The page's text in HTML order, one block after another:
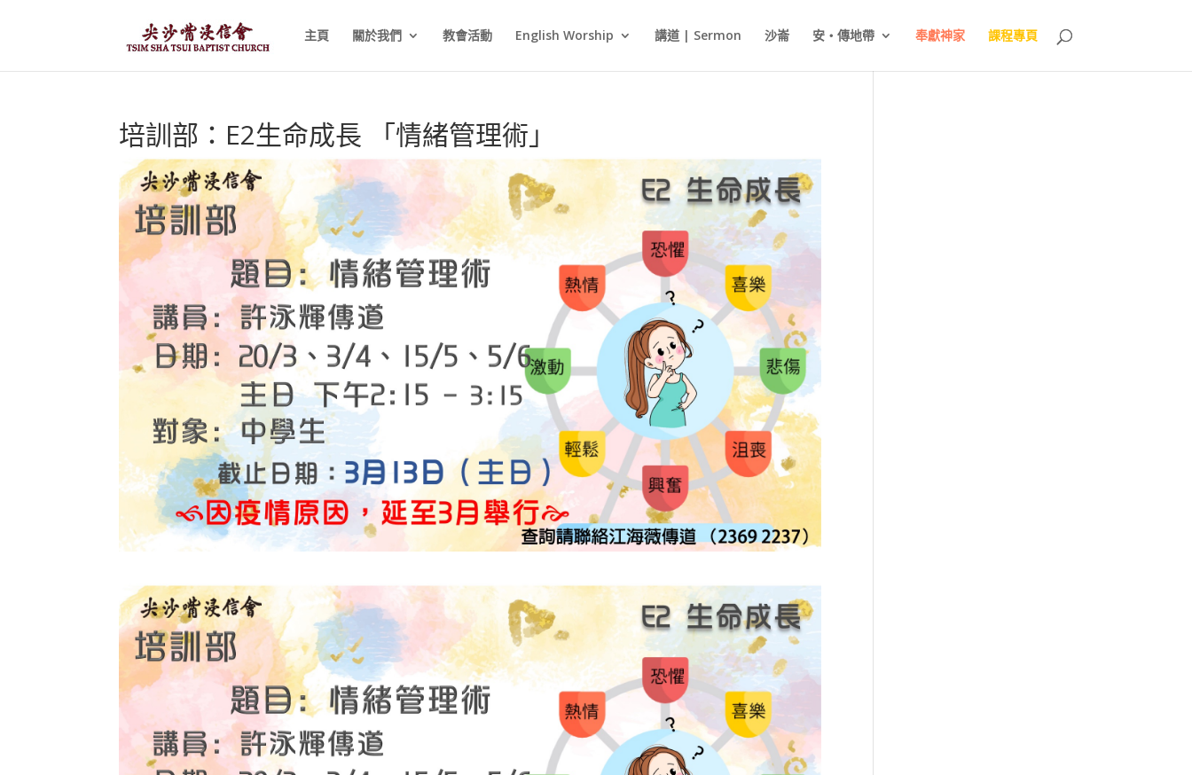
主頁 關於我們 教會活動 English Worship 講道 | Sermon 沙崙 安‧傳地帶 奉獻神家 課程專頁
培訓部：E2生命成長 「情緒管理術」